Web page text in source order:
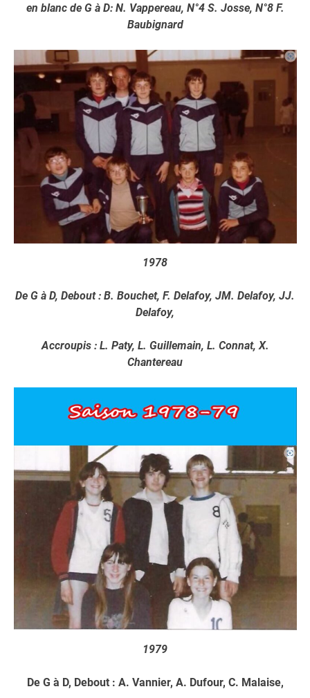
en blanc de G à D: N. Vappereau, N°4 S. Josse, N°8 F.
Baubignard
1978
De G à D, Debout : B. Bouchet, F. Delafoy, JM. Delafoy, JJ.
Delafoy,
Accroupis : L. Paty, L. Guillemain, L. Connat, X.
Chantereau
1979
De G à D, Debout : A. Vannier, A. Dufour, C. Malaise,